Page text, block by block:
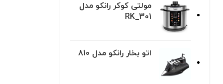
مولتی کوکر رانکو مدل
RK_301
اتو بخار رانکو مدل 810